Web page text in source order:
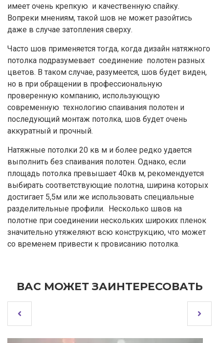
имеет очень крепкую и качественную спайку.
Вопреки мнениям, такой шов не может разойтись
даже в случае затопления сверху.
Часто шов применяется тогда, когда дизайн натяжного
потолка подразумевает соединение полотен разных
цветов. В таком случае, разумеется, шов будет виден,
но в при обращении в профессиональную
проверенную компанию, использующую
современную технологию спаивания полотен и
последующий монтаж потолка, шов будет очень
аккуратный и прочный.
Натяжные потолки 20 кв м и более редко удается
выполнить без спаивания полотен. Однако, если
площадь потолка превышает 40кв м, рекомендуется
выбирать соответствующие полотна, ширина которых
достигает 5,5м или же использовать специальные
разделительные профили. Несколько швов на
полотне при соединении нескольких широких пленок
значительно утяжеляют всю конструкцию, что может
со временем привести к провисанию потолка.
ВАС МОЖЕТ ЗАИНТЕРЕСОВАТЬ